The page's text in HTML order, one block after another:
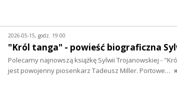
2026-05-15, godz. 19:00
"Król tanga" - powieść biograficzna
Polecamy najnowszą książkę Sylwii Trojanowskiej -
jest powojenny piosenkarz Tadeusz Miller. Portowe…